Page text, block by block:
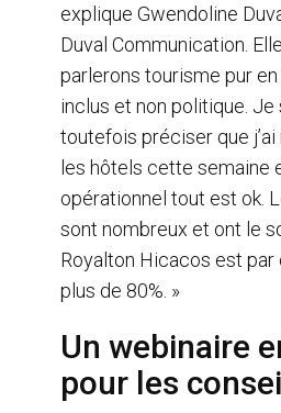
explique Gwendoline
Duval Communication.
parlerons tourisme pur
inclus et non politique. Je
toutefois préciser que
les hôtels cette semaine
opérationnel tout est ok.
sont nombreux et ont le
Royalton Hicacos est par
plus de 80%. »
Un webinaire
pour les